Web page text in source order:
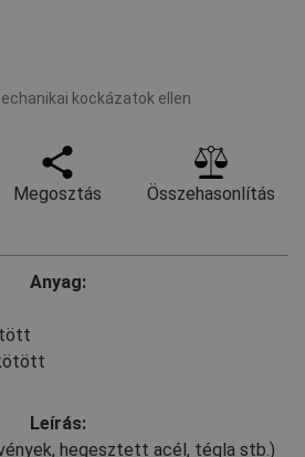
kockázatok ellen
Megosztás Összehasonlítás
Anyag:
Leírás:
hegesztett acél, tégla stb.)